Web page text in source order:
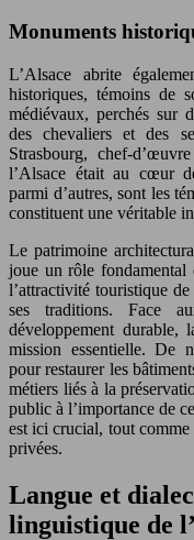
Monuments
L’Alsace abrite
historiques, témoins de
médiévaux, perchés sur
des chevaliers et des
Strasbourg, chef-
l’Alsace était au cœur
parmi d’autres, sont les
constituent une véritable
Le patrimoine
joue un rôle
l’attractivité touristique
ses traditions. Face
développement durable,
mission essentielle. De
pour restaurer les
métiers liés à la
public à l’importance de
est ici crucial, tout comme
privées.
Langue et
linguistique de